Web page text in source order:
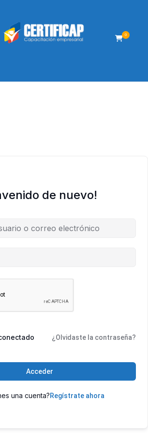
0
de nuevo!
¿Olvidaste la contraseña?
Acceder
una cuenta?Regístrate ahora